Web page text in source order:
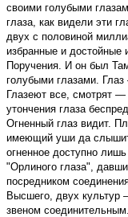
своими голубыми
глаза, как видели эти
двух с половиной
избранные и достойные
Поручения. И он был
голубыми глазами. Глаз
Глазеют все, смотрят
утончения глаза
Огненный глаз видит.
имеющий уши да
огненное доступно
"Орлиного глаза",
посредником
Высшего, двух культур
звеном